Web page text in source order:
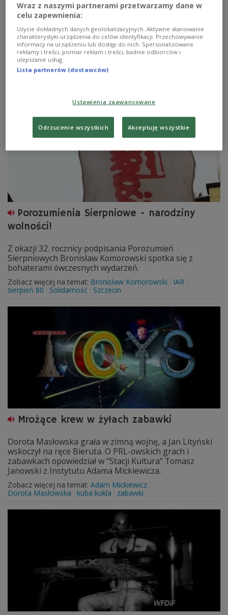
Z liberała w państwowca? Obietnice
premiera
Donald Tusk wygłosił w Sejmie tzw. drugie expose.
Goście "Śniadania w Trójce" ocenili, że premier przestał
być liberałem.
Zobacz więcej na temat:Donald Tusk
Porozumienia Sierpniowe - narodziny
wolności!
Z okazji 32. rocznicy podpisania Porozumień
Sierpniowych Bronisław Komorowski spotka się z
bohaterami ówczesnych wydarzeń.
Zobacz więcej na temat: Bronisław Komorowski
IAR
sierpień 80
Solidarność Szczecin
Mrożące krew w żyłach zabawki
Dorota Masłowska grała w zimną wojnę, a Jan Lityński
wskoczył na ręce Bieruta. O PRL-owskich grach i
zabawkach opowiedział w "Stacji Kultura" Tomasz
Janowski z Instytutu Adama Mickiewicza.
Zobacz więcej na temat: Adam Mickiewicz
Dorota Masłowska
kuba kukla zabawki
Wraz z naszymi partnerami przetwarzamy dane w
celu zapewnienia:
Użycie dokładnych danych geolokalizacyjnych. Aktywne skanowanie
charakterystyki urządzenia do celów identyfikacji. Przechowywanie
informacji na urządzeniu lub dostęp do nich. Spersonalizowane
reklamy i treści, pomiar reklam i treści, badnie odbiorców i
ulepszanie usług.
Lista partnerów (dostawców)
Ustawienia zaawansowane
Odrzucenie wszystkich Akceptuję wszystkie